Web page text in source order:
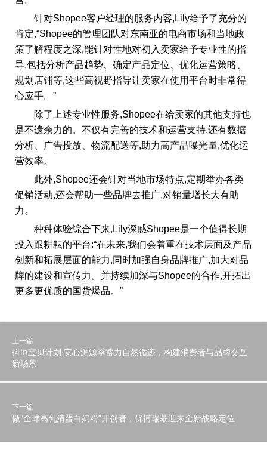
针对Shopee客户经理的服务内容,Lily给予了充分的
肯定,“Shopee的管理团队对东南亚的电商市场和当地政
策了解程度之深,能针对性地对初入卖家给予专业性的指
导,包括分析产品趋势、确定产品定位、优化运营策略、
规划店铺等,这些高视野指导让卖家在使用平台时非常得
心应手。”
除了上述专业性服务,Shopee在给卖家的其他支持也
是不遗余力的。不仅有完善的技术和运营支持,还有数据
分析、广告投放、物流配送等,助力高产品曝光量,优化运
营效率。
此外,Shopee还会针对当地市场特点,定期举办各类
促销活动,还会帮助一些品牌去推广,对销量增长大有助
力。
种种体验综合下来,Lily深感Shopee是一个值得长期
投入跟耕耘的平台:“在未来,我们会着重在技术层面及产品
创新和拓展层面的能力,同时加强自身品牌推广,加大对品
牌的建设和宣传力。并持续加深与Shopee的合作,开拓出
更多更优质的国货爆品。”
上一篇
抖in宝贝计划·安心溯源季蓄力自然循迹，构建消费者与品牌交互
新场景
下一篇
做“全球高乳清蛋白奶粉”开创者，优博瑞慕迎来全新战略定位